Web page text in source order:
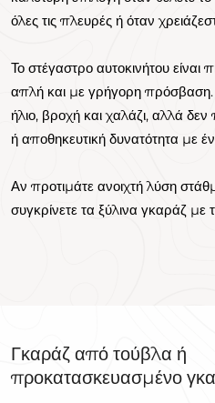
όλες τις πλευρές ή όταν
Το στέγαστρο αυτοκινήτου είναι
απλή και με γρήγορη πρόσβαση.
ήλιο, βροχή και χαλάζι, αλλά δεν
ή αποθηκευτική δυνατότητα με
Αν προτιμάτε ανοιχτή λύση
συγκρίνετε τα ξύλινα γκαράζ με
Γκαράζ από τούβλα ή
προκατασκευασμένο